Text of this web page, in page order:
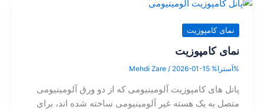
نمای کامپوزیت
نمای کامپوزیت
%آسترا% Mehdi Zare/ 2026-01-15
پانل های کامپوزیت آلومینیومی که از دو ورق آلومینیومی
متصل به یک هسته غیر آلومینیومی ساخته شده اند، برای